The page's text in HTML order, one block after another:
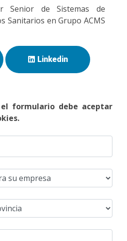
Senior de Sistemas de
Sanitarios en Grupo ACMS
Linkedin
formulario debe aceptar